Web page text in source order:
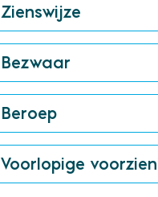
Zienswijze
Bezwaar
Beroep
Voorlopige